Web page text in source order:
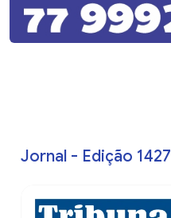
Jornal - Edição 1427